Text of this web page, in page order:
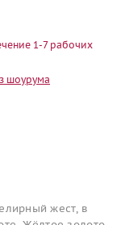
1-7 рабочих
шоурума
жест, в